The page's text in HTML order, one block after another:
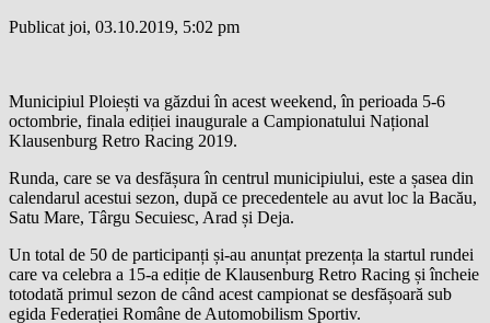
Publicat joi, 03.10.2019, 5:02 pm
Municipiul Ploiești va găzdui în acest weekend, în perioada 5-6
octombrie, finala ediției inaugurale a Campionatului Național
Klausenburg Retro Racing 2019.
Runda, care se va desfășura în centrul municipiului, este a șasea din
calendarul acestui sezon, după ce precedentele au avut loc la Bacău,
Satu Mare, Târgu Secuiesc, Arad și Deja.
Un total de 50 de participanți și-au anunțat prezența la startul rundei
care va celebra a 15-a ediție de Klausenburg Retro Racing și încheie
totodată primul sezon de când acest campionat se desfășoară sub
egida Federației Române de Automobilism Sportiv.